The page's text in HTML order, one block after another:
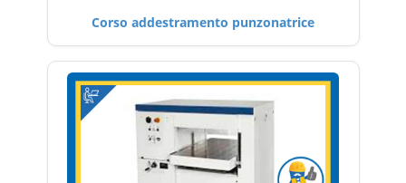
Corso addestramento punzonatrice